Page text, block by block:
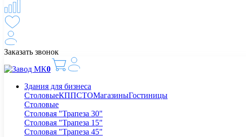
Заказать звонок
0
Здания для бизнеса
СтоловыеКППСТОМагазиныГостиницы
Столовые
Столовая "Трапеза 30"
Столовая "Трапеза 15"
Столовая "Трапеза 45"